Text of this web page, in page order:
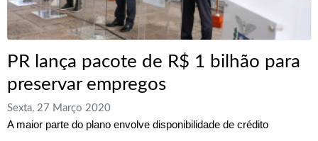
PR lança pacote de R$ 1 bilhão para
preservar empregos
Sexta, 27 Março 2020
A maior parte do plano envolve disponibilidade de crédito